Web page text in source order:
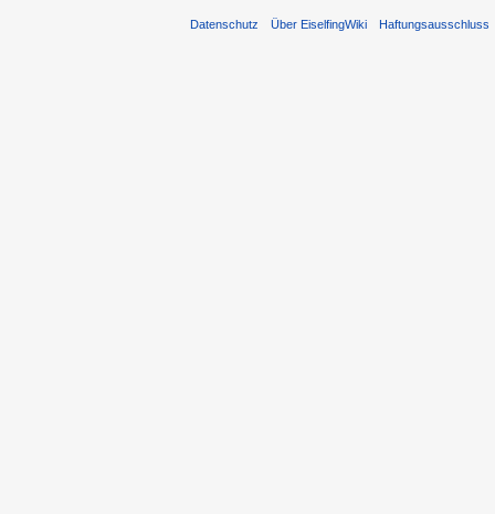
Datenschutz Über EiselfingWiki Haftungsausschluss